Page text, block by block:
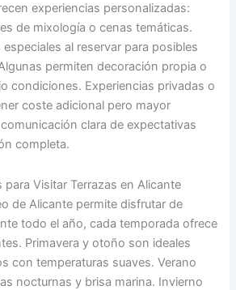
experiencias personalizadas:
de mixología o cenas temáticas.
al reservar para posibles
permiten decoración propia o
condiciones. Experiencias privadas o
coste adicional pero mayor
clara de expectativas
completa.
para Visitar Terrazas en Alicante
de Alicante permite disfrutar de
todo el año, cada temporada ofrece
Primavera y otoño son ideales
con temperaturas suaves. Verano
nocturnas y brisa marina. Invierno